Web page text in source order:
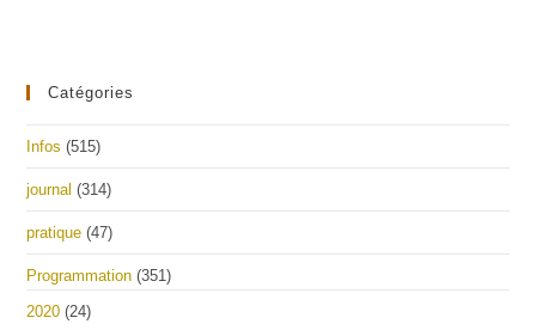
Catégories
Infos (515)
journal (314)
pratique (47)
Programmation (351)
2020 (24)